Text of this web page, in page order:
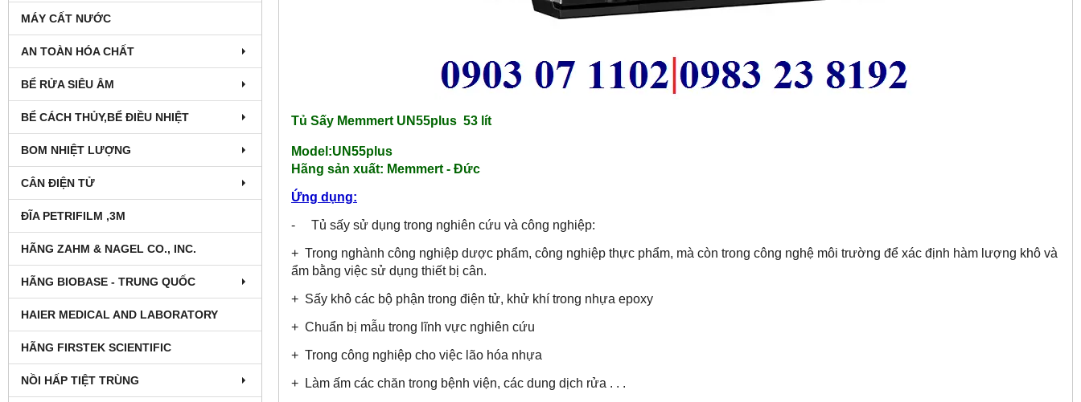
MÁY CẤT NƯỚC
AN TOÀN HÓA CHẤT
BỂ RỬA SIÊU ÂM
BỂ CÁCH THỦY,BỂ ĐIỀU NHIỆT
BOM NHIỆT LƯỢNG
CÂN ĐIỆN TỬ
ĐĨA PETRIFILM ,3M
HÃNG ZAHM & NAGEL CO., INC.
HÃNG BIOBASE - TRUNG QUỐC
HAIER MEDICAL AND LABORATORY
HÃNG FIRSTEK SCIENTIFIC
NỒI HẤP TIỆT TRÙNG
Tủ Sấy Memmert UN55plus 53 lít
Model:UN55plus
Hãng sản xuất: Memmert - Đức
Ứng dụng:
- Tủ sấy sử dụng trong nghiên cứu và công nghiệp:
+ Trong nghành công nghiệp dược phẩm, công nghiệp thực phẩm, mà còn trong công nghệ môi trường để xác định hàm lượng khô và
ẩm bằng việc sử dụng thiết bị cân.
+ Sấy khô các bộ phận trong điện tử, khử khí trong nhựa epoxy
+ Chuẩn bị mẫu trong lĩnh vực nghiên cứu
+ Trong công nghiệp cho việc lão hóa nhựa
+ Làm ấm các chăn trong bệnh viện, các dung dịch rửa . . .